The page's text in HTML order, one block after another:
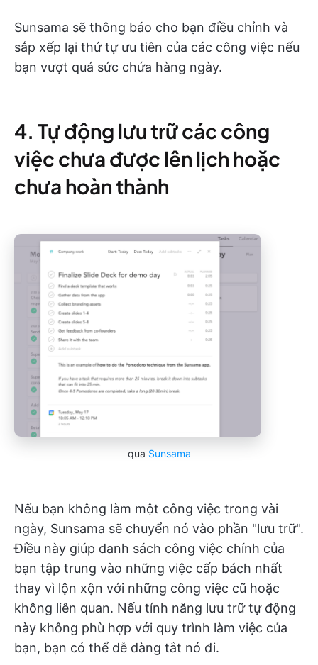
Sunsama sẽ thông báo cho bạn điều chỉnh và
sắp xếp lại thứ tự ưu tiên của các công việc nếu
bạn vượt quá sức chứa hàng ngày.
4. Tự động lưu trữ các công
việc chưa được lên lịch hoặc
chưa hoàn thành
qua Sunsama
Nếu bạn không làm một công việc trong vài
ngày, Sunsama sẽ chuyển nó vào phần "lưu trữ".
Điều này giúp danh sách công việc chính của
bạn tập trung vào những việc cấp bách nhất
thay vì lộn xộn với những công việc cũ hoặc
không liên quan. Nếu tính năng lưu trữ tự động
này không phù hợp với quy trình làm việc của
bạn, bạn có thể dễ dàng tắt nó đi.